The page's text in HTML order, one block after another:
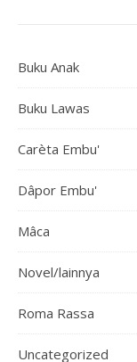
Buku Anak
Buku Lawas
Carèta Embu'
Dâpor Embu'
Mâca
Novel/lainnya
Roma Rassa
Uncategorized